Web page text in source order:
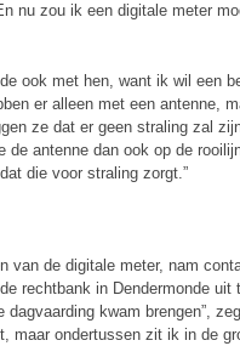
nu zou ik een digitale meter
ook met hen, want ik wil een
er alleen met een antenne,
ze dat er geen straling zal
antenne dan ook op de
die voor straling zorgt.”
van de digitale meter, nam
rechtbank in Dendermonde uit
kwam brengen”,
maar ondertussen zit ik in de